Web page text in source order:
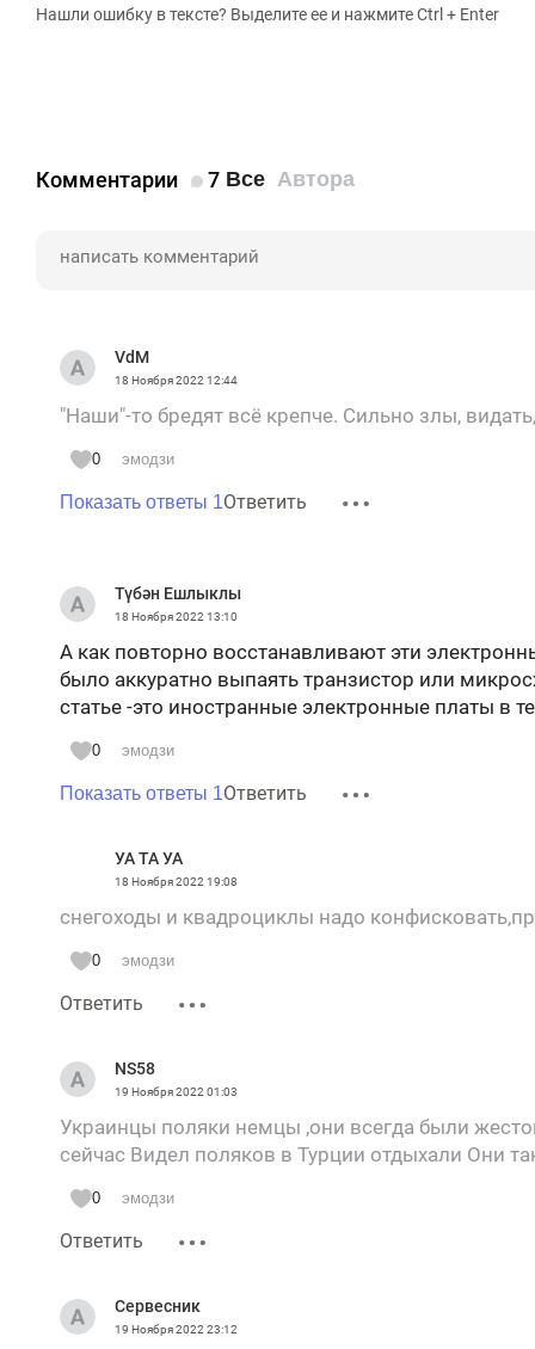
Нашли ошибку в тексте? Выделите ее и нажмите Ctrl + Enter
Комментарии 7 Все Автора
VdM
18 Ноября 202212:44
"Наши"-то бредят всё крепче. Сильно злы,
0 эмодзи
Показать ответы 1Ответить
Түбән Ешлыклы
18 Ноября 202213:10
А как повторно восстанавливают эти
было аккуратно выпаять транзистор или
статье -это иностранные электронные платы в
0 эмодзи
Показать ответы 1Ответить
УА ТА УА
18 Ноября 202219:08
снегоходы и квадроциклы надо
0 эмодзи
Ответить
NS58
19 Ноября 202201:03
Украинцы поляки немцы ,они всегда были
сейчас Видел поляков в Турции отдыхали Они
0 эмодзи
Ответить
Сервесник
19 Ноября 202223:12